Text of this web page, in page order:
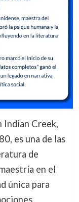
Indian Creek,
es una de las
de
en el
única para